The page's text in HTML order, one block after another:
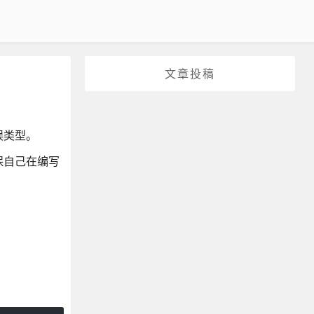
文章投稿
型。
己在编写